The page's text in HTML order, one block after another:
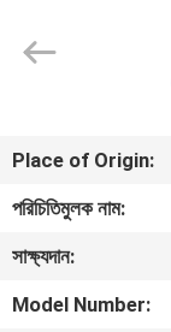
পণ্য
Place of Origin:
পরিচিতিমুলক নাম:
সাক্ষ্যদান:
Model Number: